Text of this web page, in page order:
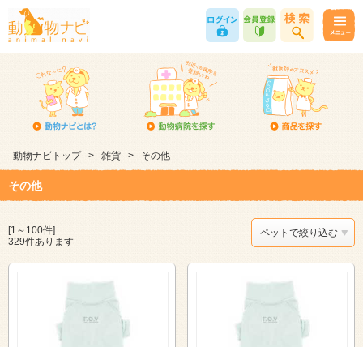
動物ナビトップ > 雑貨 > その他
その他
[1～100件]
329件あります
ペットで絞り込む